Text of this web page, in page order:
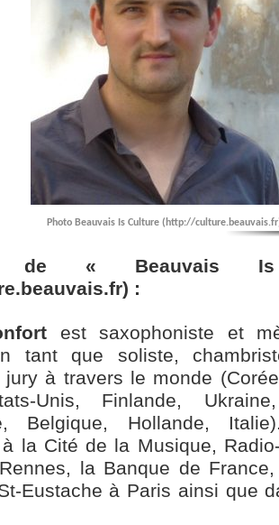
Photo Beauvais Is Culture (http://
de « Beauvais
:
est saxophoniste et
tant que soliste,
jury à travers le monde
Unis, Finlande,
Belgique, Hollande,
la Cité de la Musique,
la Banque de
Eustache à Paris ainsi que